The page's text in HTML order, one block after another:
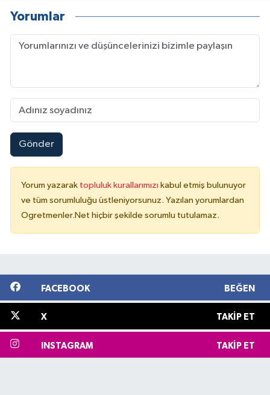
Yorumlar
Gönder
Yorum yazarak topluluk kurallarımızı kabul etmiş bulunuyor
ve tüm sorumluluğu üstleniyorsunuz. Yazılan yorumlardan
Ogretmenler.Net hiçbir şekilde sorumlu tutulamaz.
FACEBOOK BEĞEN
X TAKIP ET
INSTAGRAM TAKIP ET